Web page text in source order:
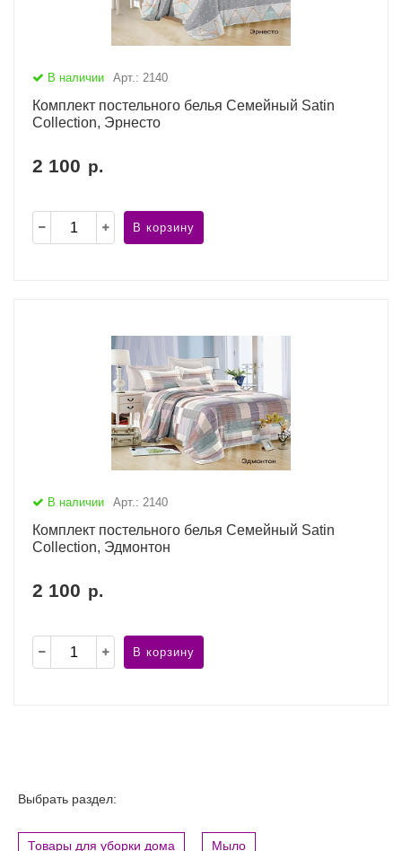
В наличии Арт.: 2140
Комплект постельного белья Семейный Satin
Collection, Эрнесто
2 100 р.
В корзину
В наличии Арт.: 2140
Комплект постельного белья Семейный Satin
Collection, Эдмонтон
2 100 р.
В корзину
Выбрать раздел:
Товары для уборки дома Мыло